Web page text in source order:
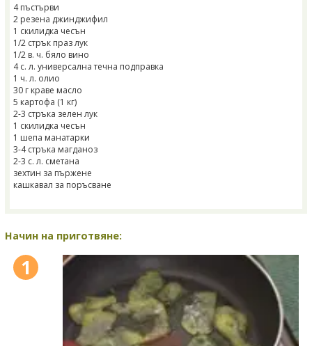
4 пъстърви
2 резена джинджифил
1 скилидка чесън
1/2 стрък праз лук
1/2 в. ч. бяло вино
4 с. л. универсална течна подправка
1 ч. л. олио
30 г краве масло
5 картофа (1 кг)
2-3 стръка зелен лук
1 скилидка чесън
1 шепа манатарки
3-4 стръка магданоз
2-3 с. л. сметана
зехтин за пържене
кашкавал за поръсване
Начин на приготвяне:
1